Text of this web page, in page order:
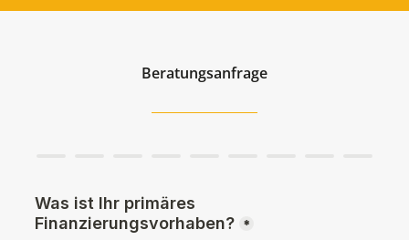
Beratungsanfrage